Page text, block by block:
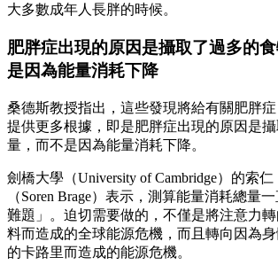
大多數成年人長胖的時候。
肥胖症出現的原因是攝取了過多的
是因為能量消耗下降
桑德斯教授指出，這些發現將給有關肥胖症
提供更多根據，即是肥胖症出現的原因是
量，而不是因為能量消耗下降。
劍橋大學（University of Cambridge）的索
（Soren Brage）表示，測算能量消耗總量
難題」。迫切需要做的，不僅是將注意力
料而造成的全球能源危機，而且轉向因為
的卡路里而造成的能源危機。